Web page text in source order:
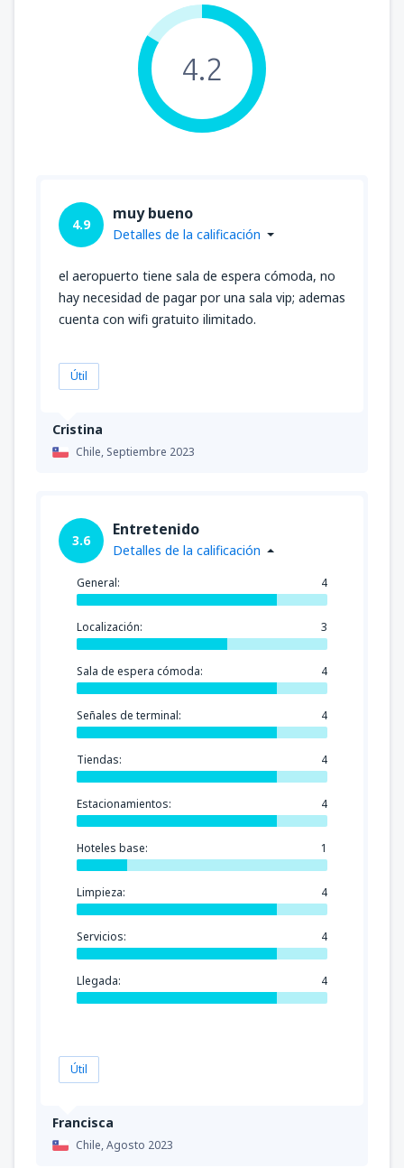
4.2
Cristina
Chile, Septiembre 2023
4.9
muy bueno
Detalles de la calificación
el aeropuerto tiene sala de espera cómoda, no
hay necesidad de pagar por una sala vip; ademas
cuenta con wifi gratuito ilimitado.
Útil
Francisca
Chile,Agosto 2023
3.6
Entretenido
Detalles de la calificación
General: 4
Localización: 3
Sala de espera cómoda: 4
Señales de terminal: 4
Tiendas: 4
Estacionamientos: 4
Hoteles base: 1
Limpieza: 4
Servicios: 4
Llegada: 4
Útil